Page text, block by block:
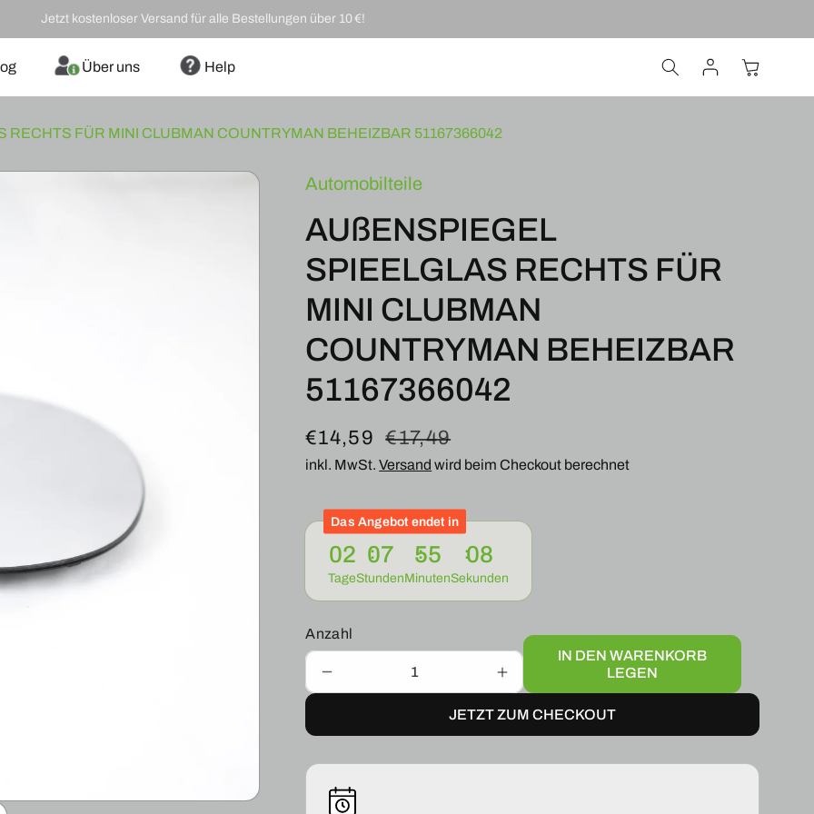
Jetzt kostenloser Versand für alle Bestellungen über 10 €!
Über uns Help EinloggenWarenkorb
RECHTS FÜR MINI CLUBMAN COUNTRYMAN BEHEIZBAR 51167366042
Automobilteile
AUßENSPIEGEL
SPIEELGLAS RECHTS FÜR
MINI CLUBMAN
COUNTRYMAN BEHEIZBAR
51167366042
Verkaufspreis
€14,59 Normaler
Preis
€17,49
inkl. MwSt.Versand wird beim Checkout berechnet
Das Angebot endet in
02
Tage
07
Stunden
55
Minuten
06
Sekunden
Anzahl
die
für
RECHTS
FÜR
Erhöhe
die
Menge
für
IN DEN WARENKORB
LEGEN
JETZT ZUM CHECKOUT